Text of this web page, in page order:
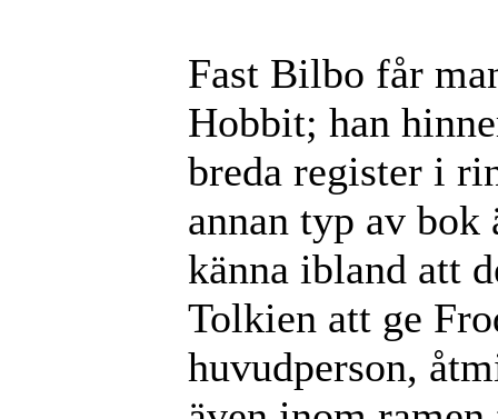
Fast Bilbo får
Hobbit; han
breda register i
annan typ av bok
känna ibland att
Tolkien att ge
huvudperson,